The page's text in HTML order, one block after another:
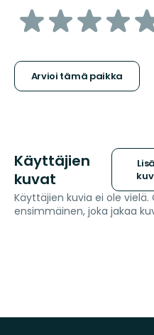
/5
Arvioi tämä paikka
Käyttäjien
kuvat
Käyttäjien kuvia ei ole vielä.
ensimmäinen, joka jakaa